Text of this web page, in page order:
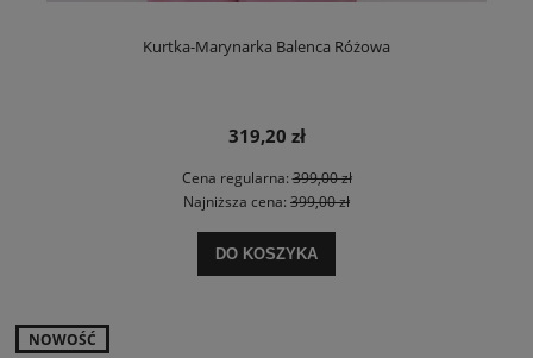
Kurtka-Marynarka Balenca Różowa
319,20 zł
Cena regularna:399,00 zł
Najniższa cena: 399,00 zł
DO KOSZYKA
NOWOŚĆ